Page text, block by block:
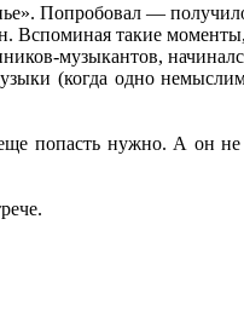
Попробовал —
Вспоминая такие
музыкантов,
(когда одно
попасть нужно. А он